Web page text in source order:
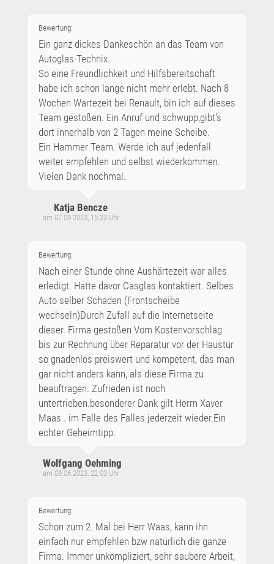
Bewertung:
Ein ganz dickes Dankeschön an das Team von
Autoglas-Technix.
So eine Freundlichkeit und Hilfsbereitschaft
habe ich schon lange nicht mehr erlebt. Nach 8
Wochen Wartezeit bei Renault, bin ich auf dieses
Team gestoßen. Ein Anruf und schwupp,gibt's
dort innerhalb von 2 Tagen meine Scheibe.
Ein Hammer Team. Werde ich auf jedenfall
weiter empfehlen und selbst wiederkommen.
Vielen Dank nochmal.
Katja Bencze
am 07.09.2023, 15:23 Uhr
Bewertung:
Nach einer Stunde ohne Aushärtezeit war alles
erledigt. Hatte davor Casglas kontaktiert. Selbes
Auto selber Schaden (Frontscheibe
wechseln)Durch Zufall auf die Internetseite
dieser. Firma gestoßen Vom Kostenvorschlag
bis zur Rechnung über Reparatur vor der Haustür
so gnadenlos preiswert und kompetent, das man
gar nicht anders kann, als diese Firma zu
beauftragen. Zufrieden ist noch
untertrieben.besonderer Dank gilt Herrn Xaver
Maas.. im Falle des Falles jederzeit wieder.Ein
echter Geheimtipp.
Wolfgang Oehming
am 09.06.2023, 22:03 Uhr
Bewertung:
Schon zum 2. Mal bei Herr Waas, kann ihn
einfach nur empfehlen bzw natürlich die ganze
Firma. Immer unkompliziert, sehr saubere Arbeit,